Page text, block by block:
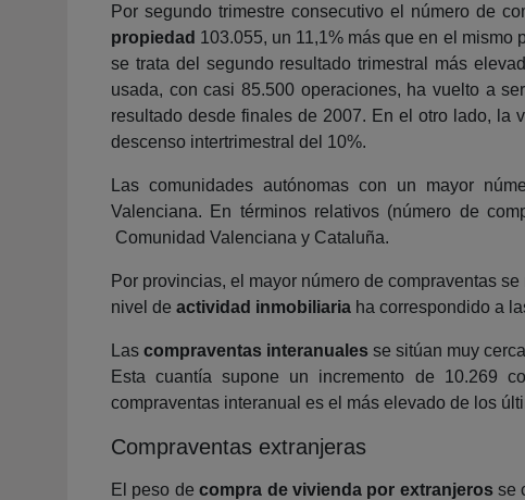
Por segundo trimestre consecutivo el número de
propiedad 103.055, un 11,1% más que en el mismo
se trata del segundo resultado trimestral más
usada, con casi 85.500 operaciones, ha vuelto a
resultado desde finales de 2007. En el otro lado, la
descenso intertrimestral del 10%.
Las comunidades autónomas con un mayor
Valenciana. En términos relativos (número de
Comunidad Valenciana y Cataluña.
Por provincias, el mayor número de compraventas
nivel de actividad inmobiliaria ha correspondido a
Las compraventas interanuales se sitúan muy
Esta cuantía supone un incremento de 10.269
compraventas interanual es el más elevado de los
Compraventas extranjeras
El peso decompra de vivienda por extranjerosse